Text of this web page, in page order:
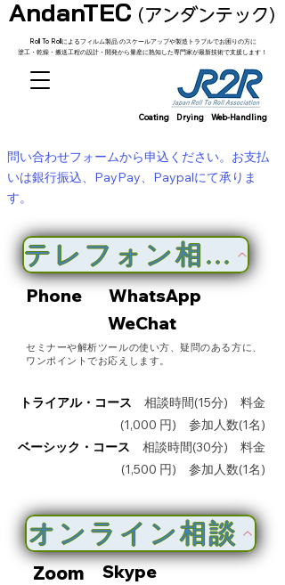
AndanTEC​ (アンダンテック)
Roll To Rollによるフィルム製品 のスケールアップや製造トラブルでお困りの方に
塗工・乾燥・搬送工程の設計・開発から量産に熟知した専門家が最新技術で支援します！
Coating Drying Web-Handling
問い合わせフォームから申込ください。 ​お支払
いは銀行振込、PayPay、Paypalにて承りま
す。
テレフォン相談
Phone
WhatsApp
WeChat
セミナーや解析ツールの使い方、疑問のある方に、
ワンポイントでお応えします。
トライアル・コース
相談時間(15分) 料金
(1,000 円) 参加人数(1名)
ベーシック・コース
相談時間(30分) 料金
(1,500 円) 参加人数(1名)
オンライン相談
Zoom Skype